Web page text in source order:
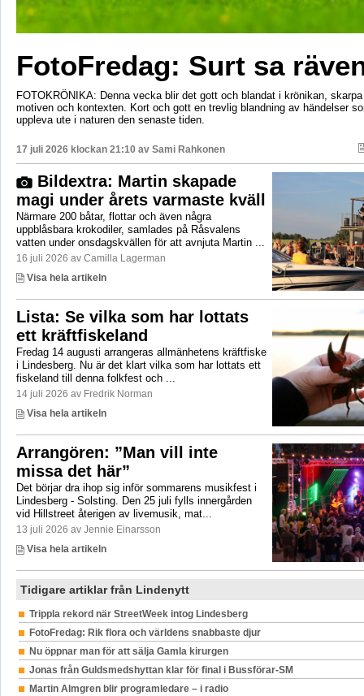
FotoFredag: Surt sa
FOTOKRÖNIKA: Denna vecka blir det gott och blandat i krönikan,
motiven och kontexten. Kort och gott en trevlig blandning av händelser
uppleva ute i naturen den senaste tiden.
17 juli 2026 klockan 21:10 av Sami Rahkonen
Bildextra: Martin skapade
magi under årets varmaste kväll
Närmare 200 båtar, flottar och även några
uppblåsbara krokodiler, samlades på Råsvalens
vatten under onsdagskvällen för att avnjuta Martin ...
16 juli 2026 av Camilla Lagerman
Visa hela artikeln
Lista: Se vilka som har lottats
ett kräftfiskeland
Fredag 14 augusti arrangeras allmänhetens kräftfiske
i Lindesberg. Nu är det klart vilka som har lottats ett
fiskeland till denna folkfest och ...
14 juli 2026 av Fredrik Norman
Visa hela artikeln
Arrangören: ”Man vill inte
missa det här”
Det börjar dra ihop sig inför sommarens musikfest i
Lindesberg - Solsting. Den 25 juli fylls innergården
vid Hillstreet återigen av livemusik, mat...
13 juli 2026 av Jennie Einarsson
Visa hela artikeln
Tidigare artiklar från Lindenytt
Trippla rekord när StreetWeek intog Lindesberg
FotoFredag: Rik flora och världens snabbaste djur
Nu öppnar man för att sälja Gamla kirurgen
Jonas från Guldsmedshyttan klar för final i Bussförar-SM
Martin Almgren blir programledare – i radio